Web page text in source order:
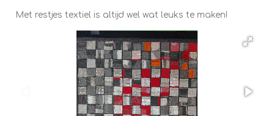
Met restjes textiel is altijd wel wat leuks te maken!